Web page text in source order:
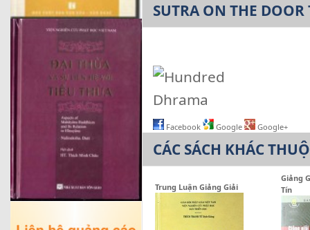
SUTRA ON THE
Facebook Google Google+
CÁC SÁCH KHÁC
Trung Luận Giảng Giải
Giảng
Tín